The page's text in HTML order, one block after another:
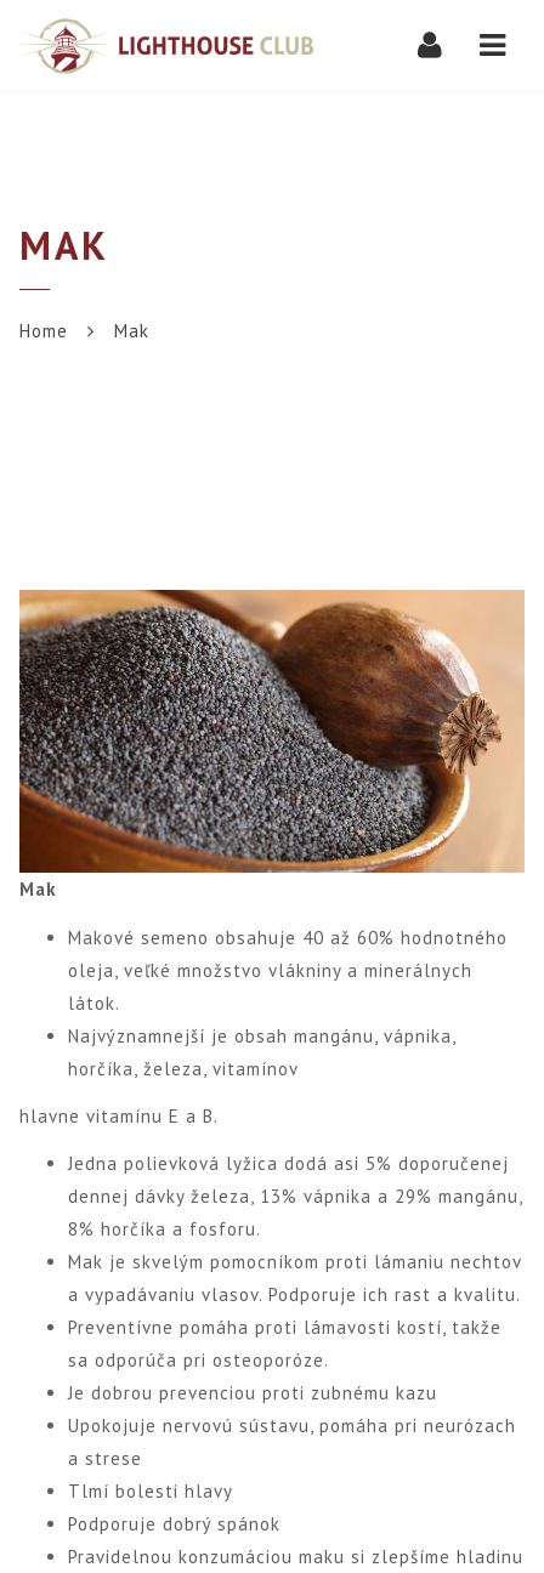
MAK
Home Mak
Mak
Makové semeno obsahuje 40 až 60% hodnotného
oleja, veľké množstvo vlákniny a minerálnych
látok.
Najvýznamnejší je obsah mangánu, vápnika,
horčíka, železa, vitamínov
hlavne vitamínu E a B.
Jedna polievková lyžica dodá asi 5% doporučenej
dennej dávky železa, 13% vápnika a 29% mangánu,
8% horčíka a fosforu.
Mak je skvelým pomocníkom proti lámaniu nechtov
a vypadávaniu vlasov. Podporuje ich rast a kvalitu.
Preventívne pomáha proti lámavosti kostí, takže
sa odporúča pri osteoporóze.
Je dobrou prevenciou proti zubnému kazu
Upokojuje nervovú sústavu, pomáha pri neurózach
a strese
Tlmí bolesti hlavy
Podporuje dobrý spánok
Pravidelnou konzumáciou maku si zlepšíme hladinu